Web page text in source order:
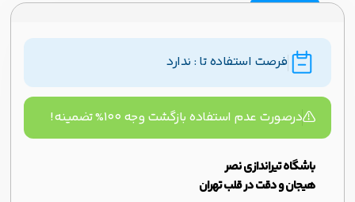
فرصت استفاده تا : ندارد
درصورت عدم استفاده بازگشت وجه ۱۰۰% تضمینه!
باشگاه تیراندازی نصر
هیجان و دقت در قلب تهران